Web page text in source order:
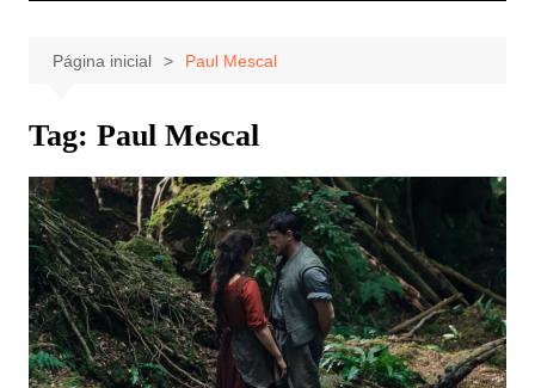
Página inicial Paul Mescal
Tag: Paul Mescal